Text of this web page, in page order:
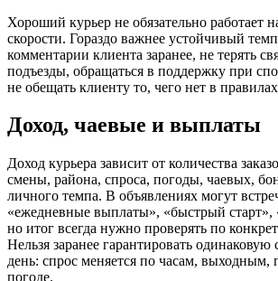
Хороший курьер не обязательно работает
скорости. Гораздо важнее устойчивый
комментарии клиента заранее, не терять
подъезды, обращаться в поддержку при
не обещать клиенту то, чего нет в
Доход, чаевые и выплаты
Доход курьера зависит от количества
смены, района, спроса, погоды, чаевых,
личного темпа. В объявлениях могут
«ежедневные выплаты», «быстрый старт»,
но итог всегда нужно проверять по
Нельзя заранее гарантировать
день: спрос меняется по часам, выходным,
погоде.